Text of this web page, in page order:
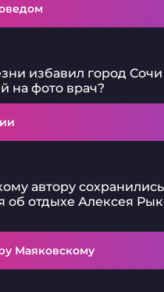
избавил город Сочи
на фото врач?
автору сохранились
об отдыхе Алексея
Маяковскому